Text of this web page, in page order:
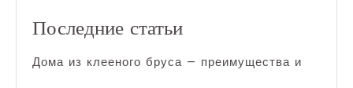
Последние статьи
Дома из клееного бруса — преимущества и